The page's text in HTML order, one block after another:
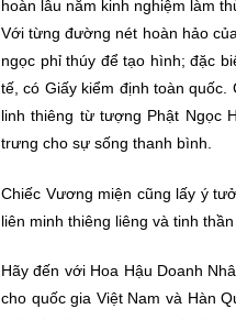
hoàn lâu năm kinh nghiệm làm
Với từng đường nét hoàn hảo
ngọc phỉ thúy để tạo hình; đặc
tế, có Giấy kiểm định toàn
linh thiêng từ tượng Phật Ngọc
trưng cho sự sống thanh bình.
Chiếc Vương miện cũng lấy ý
liên minh thiêng liêng và tinh
Hãy đến với Hoa Hậu Doanh
cho quốc gia Việt Nam và Hàn